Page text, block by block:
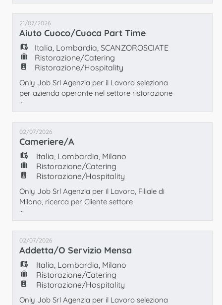
CV
Lingua
EN
FR
IT
DE
ES
lavorare 6 gg su 7 dalle 06.00-11.00 o 07.00-
12.00 - esperienza nella mansione -
automunito/a Candidarsi allegando
curriculum vitae in formato Word o PDF
#lavoraconnoi ONLY JOB S.R.L. Agenzia per
il La
21/07/2026
Aiuto Cuoco/cuoca Part Time
Italia, Lombardia,SCANZOROSCIATE
Ristorazione/Catering
Ristorazione/Hospitality
Only Job Srl Agenzia per il Lavoro seleziona
per azienda operante nel settore ristorazione
n° 1 Aiuto Cuoco/Cuoca a Scanzorosciate
(BG) da inserire in una mensa aziendale. È
richiesta esperienza pregressa nel ruolo e
disponibilità immediata. L'orario di lavoro è
part time 30 ore dalle 14.00 alle 19.00 su turni
da lunedì a domenica (con riposo
...
02/07/2026
Cameriere/a
Italia, Lombardia, Milano
Ristorazione/Catering
Ristorazione/Hospitality
Only Job Srl Agenzia per il Lavoro, Filiale di
Milano, ricerca per Cliente settore
ristorazione: 1 Cameriere/Cameriera di sala,
con esperienza pregressa nella mansione.
La Risorsa inserita si occuperà
principalmente della mise-en-place,
accoglienza ospiti all'interno della sala,
ordinazioni e servizio al tavolo. Sono
richiesti: - Esper
...
02/07/2026
Addetta/o Servizio Mensa
Italia, Lombardia, Milano
Ristorazione/Catering
Ristorazione/Hospitality
Only Job Srl Agenzia per il Lavoro seleziona